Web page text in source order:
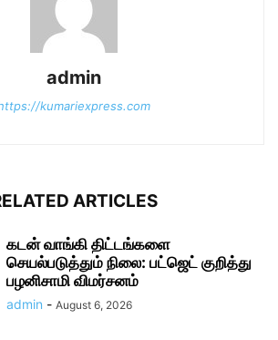
admin
kumariexpress.com
ARTICLES
கடன் வாங்கி திட்டங்களை
செயல்படுத்தும் நிலை: பட்ஜெட் குறித்து
பழனிசாமி விமர்சனம்
admin - August 6, 2026